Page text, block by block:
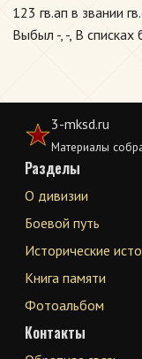
123 гв.ап в звании
Выбыл -, -, В списках
3-mksd.ru
Материалы
Разделы
О дивизии
Боевой путь
Исторические
Книга памяти
Фотоальбом
Контакты